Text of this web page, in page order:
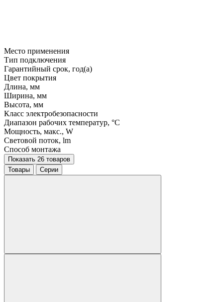
Место применения
Тип подключения
Гарантийный срок, год(а)
Цвет покрытия
Длина, мм
Ширина, мм
Высота, мм
Класс электробезопасности
Диапазон рабочих температур, °C
Мощность, макс., W
Световой поток, lm
Способ монтажа
Показать 26 товаров
Товары
Серии